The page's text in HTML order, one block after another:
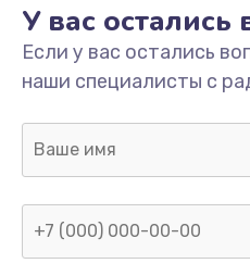
У вас остались
Если у вас остались
наши специалисты с